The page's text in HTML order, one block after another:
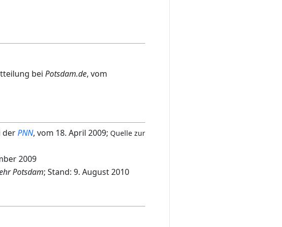
bei Potsdam.de, vom
derPNN, vom 18. April 2009; Quelle zur
2009
Potsdam; Stand: 9. August 2010